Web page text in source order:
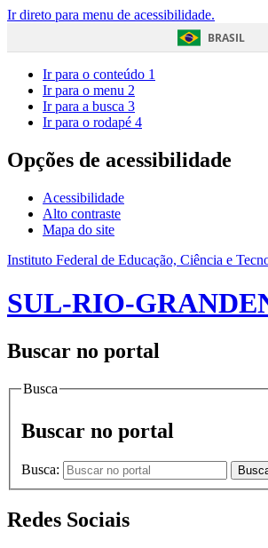
Ir direto para menu de acessibilidade.
BRASIL
Ir para o conteúdo 1
Ir para o menu 2
Ir para a busca 3
Ir para o rodapé 4
Opções de acessibilidade
Acessibilidade
Alto contraste
Mapa do site
Instituto Federal de Educação, Ciência e
SUL-RIO-
Buscar no portal
Busca
Buscar no portal
Busca:
Redes Sociais